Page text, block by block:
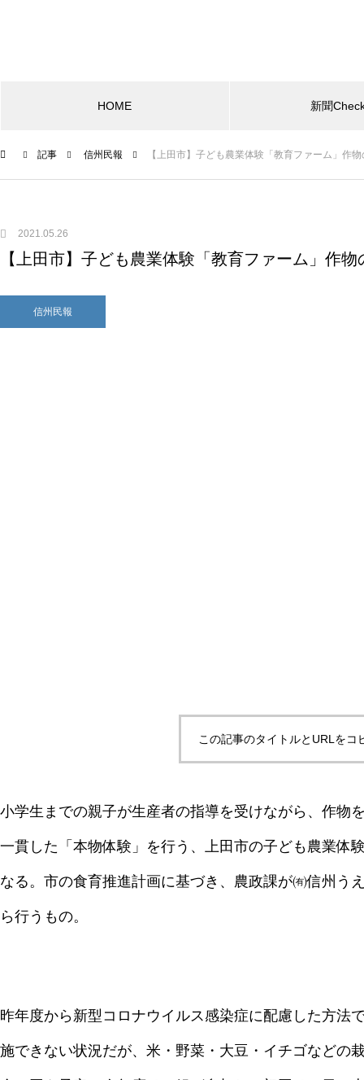
HOME 新聞
記事 信州民報 【上田市】子ども農業体験「教育ファーム」作
2021.05.26
【上田市】子ども農業体験「教育ファーム」作
信州民報
この記事のタイトルとURLをコ
小学生までの親子が生産者の指導を受けながら、作物
一貫した「本物体験」を行う、上田市の子ども農業体
なる。市の食育推進計画に基づき、農政課が㈲信州う
ら行うもの。
昨年度から新型コロナウイルス感染症に配慮した方法
施できない状況だが、米・野菜・大豆・イチゴなどの